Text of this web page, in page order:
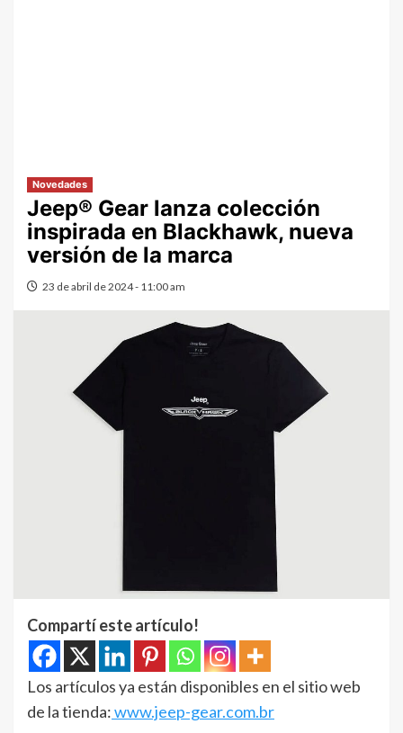
Novedades
Jeep® Gear lanza colección
inspirada en Blackhawk, nueva
versión de la marca
23 de abril de 2024 - 11:00 am
Compartí este artículo!
Los artículos ya están disponibles en el sitio web
de la tienda:www.jeep-gear.com.br